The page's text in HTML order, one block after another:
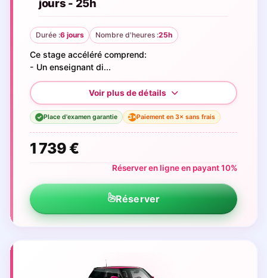
jours - 25h
Durée :6 jours Nombre d'heures :25h
Ce stage accéléré comprend:
- Un enseignant di...
✓ Place d'examen garantie 3×Paiement en 3× sans frais
1 739 €
Réserver en ligne en payant 10%
Réserver